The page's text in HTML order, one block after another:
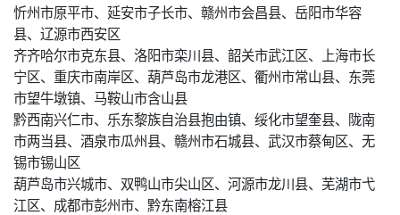
忻州市原平市、延安市子长市、赣州市会昌县、岳阳市华容
县、辽源市西安区
齐齐哈尔市克东县、洛阳市栾川县、韶关市武江区、上海市长
宁区、重庆市南岸区、葫芦岛市龙港区、衢州市常山县、东莞
市望牛墩镇、马鞍山市含山县
黔西南兴仁市、乐东黎族自治县抱由镇、绥化市望奎县、陇南
市两当县、酒泉市瓜州县、赣州市石城县、武汉市蔡甸区、无
锡市锡山区
葫芦岛市兴城市、双鸭山市尖山区、河源市龙川县、芜湖市弋
江区、成都市彭州市、黔东南榕江县